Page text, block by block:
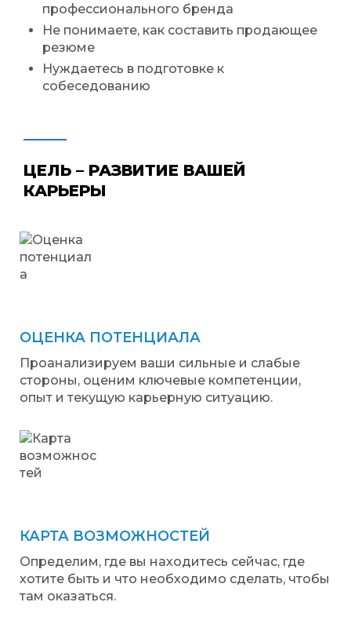
профессионального бренда
Не понимаете, как составить продающее
резюме
Нуждаетесь в подготовке к
собеседованию
ЦЕЛЬ – РАЗВИТИЕ ВАШЕЙ
КАРЬЕРЫ
ОЦЕНКА ПОТЕНЦИАЛА
Проанализируем ваши сильные и слабые
стороны, оценим ключевые компетенции,
опыт и текущую карьерную ситуацию.
КАРТА ВОЗМОЖНОСТЕЙ
Определим, где вы находитесь сейчас, где
хотите быть и что необходимо сделать, чтобы
там оказаться.